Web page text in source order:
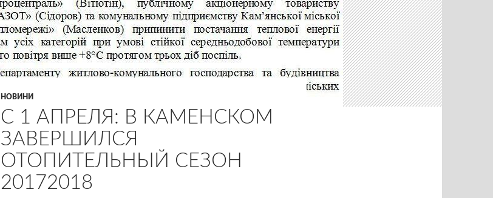
НОВИНИ
С 1 АПРЕЛЯ: В КАМЕНСКОМ
ЗАВЕРШИЛСЯ
ОТОПИТЕЛЬНЫЙ СЕЗОН
20172018